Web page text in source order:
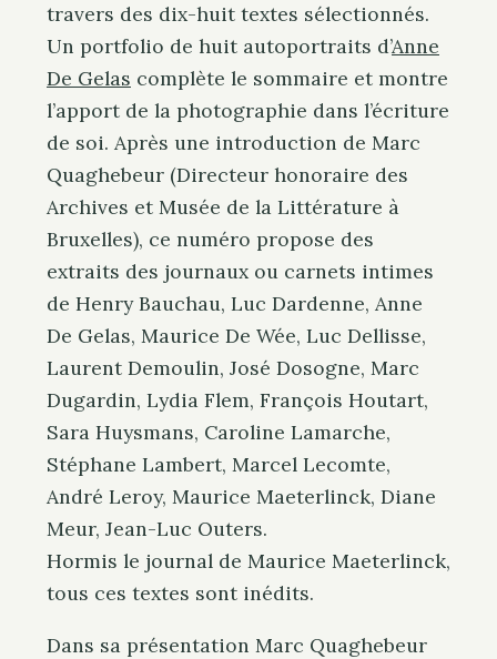
travers des dix-huit textes sélectionnés.
Un portfolio de huit autoportraits d’Anne
De Gelas complète le sommaire et montre
l’apport de la photographie dans l’écriture
de soi. Après une introduction de Marc
Quaghebeur (Directeur honoraire des
Archives et Musée de la Littérature à
Bruxelles), ce numéro propose des
extraits des journaux ou carnets intimes
de Henry Bauchau, Luc Dardenne, Anne
De Gelas, Maurice De Wée, Luc Dellisse,
Laurent Demoulin, José Dosogne, Marc
Dugardin, Lydia Flem, François Houtart,
Sara Huysmans, Caroline Lamarche,
Stéphane Lambert, Marcel Lecomte,
André Leroy, Maurice Maeterlinck, Diane
Meur, Jean-Luc Outers.
Hormis le journal de Maurice Maeterlinck,
tous ces textes sont inédits.
Dans sa présentation Marc Quaghebeur